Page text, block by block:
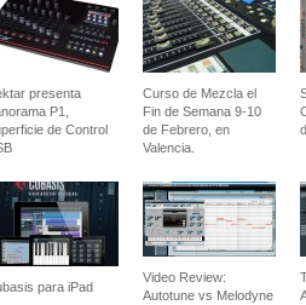
presenta
P1,
de Control
Curso de Mezcla el
Fin de Semana 9-10
de Febrero, en
Valencia.
para iPad
Video Review:
Autotune vs Melodyne